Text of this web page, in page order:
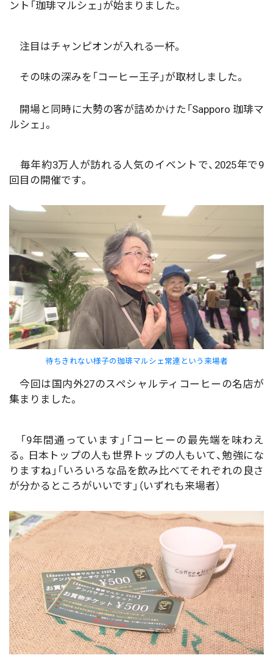
ント「珈琲マルシェ」が始まりました。
注目はチャンピオンが入れる一杯。
その味の深みを「コーヒー王子」が取材しました。
開場と同時に大勢の客が詰めかけた「Sapporo 珈琲マ
ルシェ」。
毎年約3万人が訪れる人気のイベントで、2025年で9
回目の開催です。
待ちきれない様子の珈琲マルシェ常連という来場者
今回は国内外27のスペシャルティコーヒーの名店が
集まりました。
「9年間通っています」「コーヒーの最先端を味わえ
る。日本トップの人も世界トップの人もいて、勉強にな
りますね」「いろいろな品を飲み比べてそれぞれの良さ
が分かるところがいいです」（いずれも来場者）